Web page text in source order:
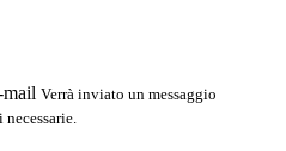
Verrà inviato un messaggio